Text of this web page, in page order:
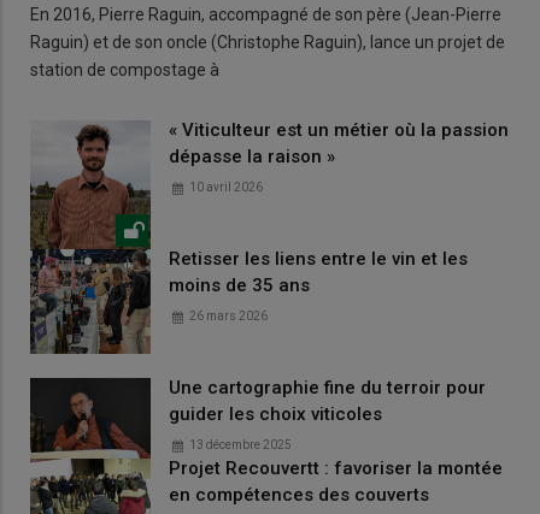
En 2016, Pierre Raguin, accompagné de son père (Jean-Pierre
Raguin) et de son oncle (Christophe Raguin), lance un projet de
station de compostage à
« Viticulteur est un métier où la passion
dépasse la raison »
10 avril 2026
Retisser les liens entre le vin et les
moins de 35 ans
26 mars 2026
Une cartographie fine du terroir pour
guider les choix viticoles
13 décembre 2025
Projet Recouvertt : favoriser la montée
en compétences des couverts